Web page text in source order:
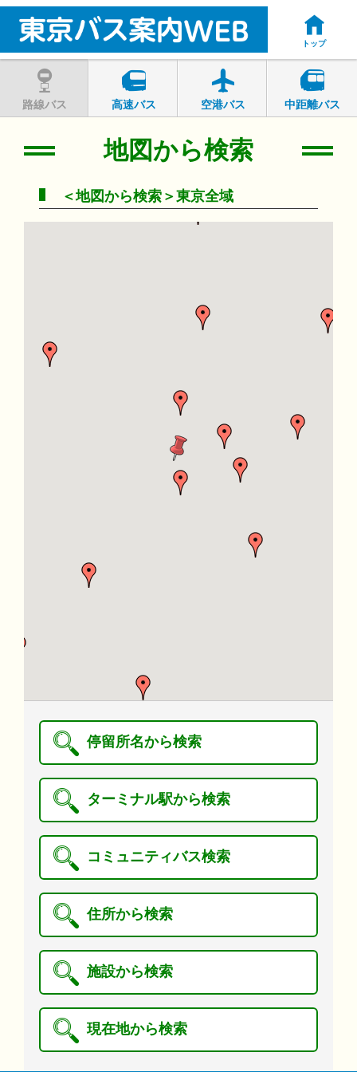
トップ
路線バス 高速バス 空港バス 中距離バス
地図から検索
＜地図から検索＞東京全域
停留所名から検索
ターミナル駅から検索
コミュニティバス検索
住所から検索
施設から検索
現在地から検索